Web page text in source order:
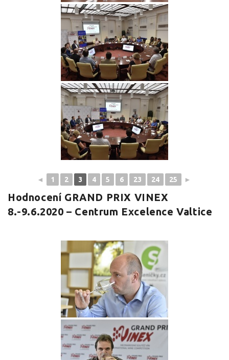
◄ 1 2 3 4 5 6 23 24 25 ►
Hodnocení GRAND PRIX VINEX
8.-9.6.2020 – Centrum Excelence Valtice